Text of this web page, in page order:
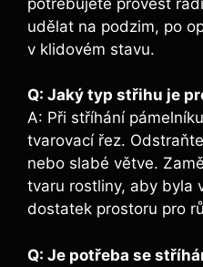
udělat na podzim, po
v klidovém stavu.
Q: Jaký typ střihu je
A: Při stříhání
tvarovací řez.
nebo slabé větve.
tvaru rostliny, aby byla
dostatek prostoru pro
Q: Je potřeba se